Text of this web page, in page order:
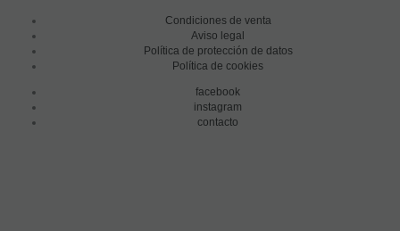
Condiciones de venta
Aviso legal
Política de protección de datos
Política de cookies
facebook
instagram
contacto